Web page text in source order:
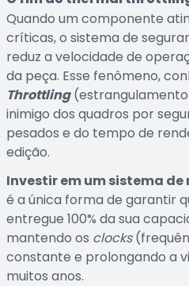
Quando um componente
críticas, o sistema de
reduz a velocidade de
da peça. Esse fenômeno,
Throttling
inimigo dos quadros por
pesados e do tempo de
edição.
Investir em um sistema
é a única forma de garantir
entregue 100% da sua
mantendo os clocks
constante e prolongando a
muitos anos.